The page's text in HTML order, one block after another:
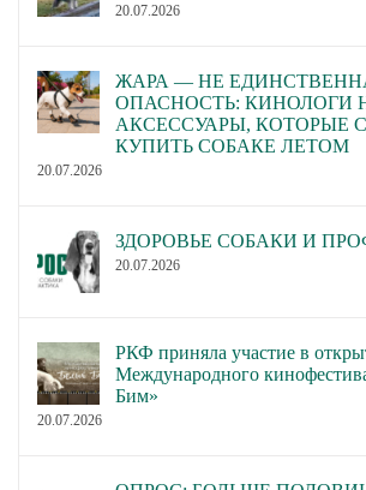
20.07.2026
ЖАРА — НЕ
ОПАСНОСТЬ: КИНОЛОГИ
АКСЕССУАРЫ, КОТОРЫЕ
КУПИТЬ СОБАКЕ ЛЕТОМ
20.07.2026
ЗДОРОВЬЕ СОБАКИ И
20.07.2026
РКФ приняла участие в
Международного
Бим»
20.07.2026